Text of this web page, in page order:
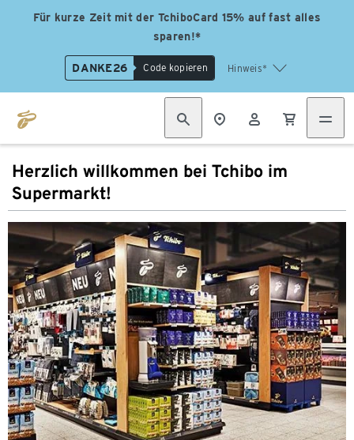
Für kurze Zeit mit der TchiboCard 15% auf fast alles
sparen!*
DANKE26 Code kopieren Hinweis*
Herzlich willkommen bei Tchibo im
Supermarkt!